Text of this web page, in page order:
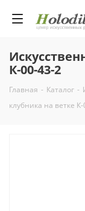
К-00-43-2
Главная - Каталог -
клубника на ветке